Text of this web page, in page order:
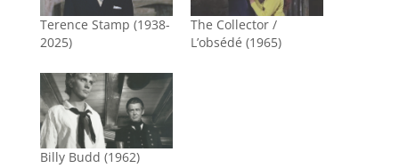
Terence Stamp (1938-
2025)
The Collector /
L’obsédé (1965)
Billy Budd (1962)